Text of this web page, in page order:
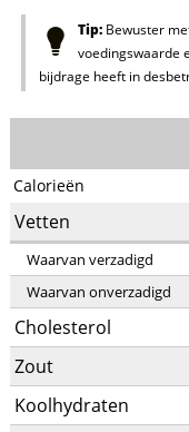
Tip:Bewuster
voedingswaarde
bijdrage heeft in
Calorieën
Vetten
Waarvan verzadigd
Waarvan onverzadigd
Cholesterol
Zout
Koolhydraten